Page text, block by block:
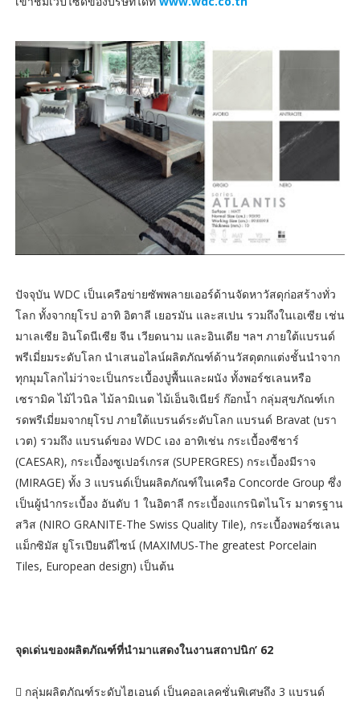
ปัจจุบัน WDC เป็นเครือข่ายซัพพลายเออร์ด้านจัดหาวัสดุก่อสร้างทั่ว
โลก ทั้งจากยุโรป อาทิ อิตาลี เยอรมัน และสเปน รวมถึงในเอเซีย เช่น
มาเลเซีย อินโดนีเซีย จีน เวียดนาม และอินเดีย ฯลฯ ภายใต้แบรนด์
พรีเมี่ยมระดับโลก นำเสนอไลน์ผลิตภัณฑ์ด้านวัสดุตกแต่งชั้นนำจาก
ทุกมุมโลกไม่ว่าจะเป็นกระเบื้องปูพื้นและผนัง ทั้งพอร์ชเลนหรือ
เซรามิค ไม้ไวนิล ไม้ลามิเนต ไม้เอ็นจิเนียร์ ก๊อกน้ำ กลุ่มสุขภัณฑ์เก
รดพรีเมี่ยมจากยุโรป ภายใต้แบรนด์ระดับโลก แบรนด์ Bravat (บรา
เวต) รวมถึง แบรนด์ของ WDC เอง อาทิเช่น กระเบื้องซีชาร์
(CAESAR), กระเบื้องซูเปอร์เกรส (SUPERGRES) กระเบื้องมีราจ
(MIRAGE) ทั้ง 3 แบรนด์เป็นผลิตภัณฑ์ในเครือ Concorde Group ซึ่ง
เป็นผู้นำกระเบื้อง อันดับ 1 ในอิตาลี กระเบื้องแกรนิตไนโร มาตรฐาน
สวิส (NIRO GRANITE-The Swiss Quality Tile), กระเบื้องพอร์ซเลน
แม็กซิมัส ยูโรเปียนดีไซน์ (MAXIMUS-The greatest Porcelain
Tiles, European design) เป็นต้น
จุดเด่นของผลิตภัณฑ์ที่นำมาแสดงในงานสถาปนิก’ 62
 กลุ่มผลิตภัณฑ์ระดับไฮเอนด์ เป็นคอลเลคชั่นพิเศษถึง 3 แบรนด์